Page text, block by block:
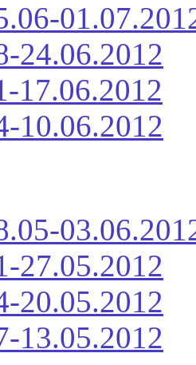
24.06.2012
17.06.2012
10.06.2012
27.05.2012
20.05.2012
13.05.2012